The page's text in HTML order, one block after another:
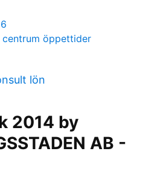
öppettider
lön
2014 by
AB -